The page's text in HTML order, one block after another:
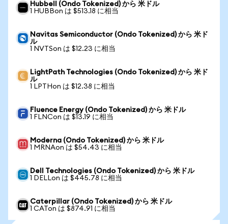
Hubbell (Ondo Tokenized) から 米ドル
1 HUBBon は $513.18 に相当
Navitas Semiconductor (Ondo Tokenized) から 米ド
ル
1 NVTSon は $12.23 に相当
LightPath Technologies (Ondo Tokenized) から 米ド
ル
1 LPTHon は $12.38 に相当
Fluence Energy (Ondo Tokenized) から 米ドル
1 FLNCon は $13.19 に相当
Moderna (Ondo Tokenized) から 米ドル
1 MRNAon は $54.43 に相当
Dell Technologies (Ondo Tokenized) から 米ドル
1 DELLon は $445.78 に相当
Caterpillar (Ondo Tokenized) から 米ドル
1 CATon は $874.91 に相当